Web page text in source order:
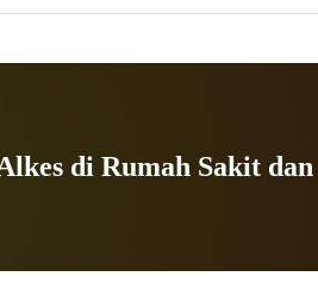
di Rumah Sakit